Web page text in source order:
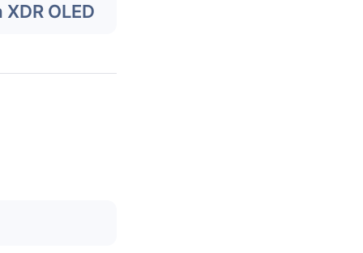
OLED